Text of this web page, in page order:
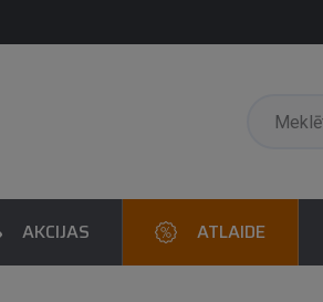
AKCIJAS ATLAIDE